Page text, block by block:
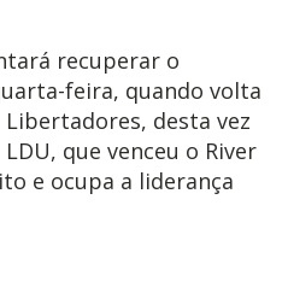
recuperar o
feira, quando volta
desta vez
que venceu o River
e ocupa a liderança